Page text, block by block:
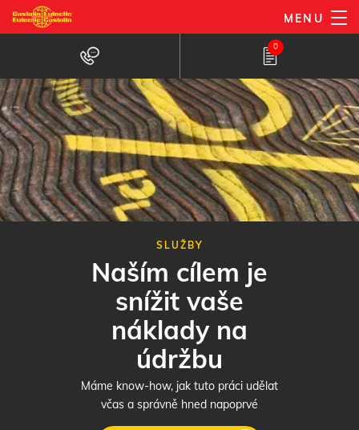
Přejít
k
obsahu
MENU
0
SLUŽBY
Naším cílem je
snížit vaše
náklady na
údržbu
Máme know-how, jak tuto práci udělat
včas a správně hned napoprvé